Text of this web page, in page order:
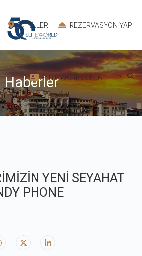
OTELLER REZERVASYON YAP
ELITE WORLD CLUB TR
Haberler
YENİ SEYAHAT
PHONE